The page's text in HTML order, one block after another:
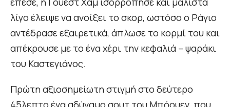
λίγο έλειψε να ανοίξει το σκορ, ωστόσο ο Ράγιο
αντέδρασε εξαιρετικά, άπλωσε το κορμί του και
απέκρουσε με το ένα χέρι την κεφαλιά – ψαράκι
του Καστεγιάνος.
Πρώτη αξιοσημείωτη στιγμή στο δεύτερο